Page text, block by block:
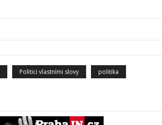
Politici vlastními slovy politika